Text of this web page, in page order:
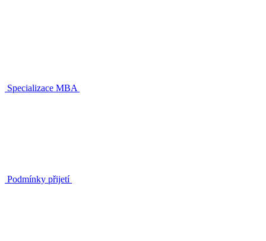
Specializace MBA
Podmínky přijetí